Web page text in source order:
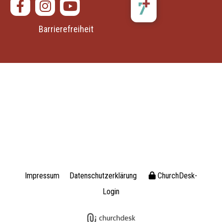
Barrierefreiheit
Impressum Datenschutzerklärung
ChurchDesk-
Login